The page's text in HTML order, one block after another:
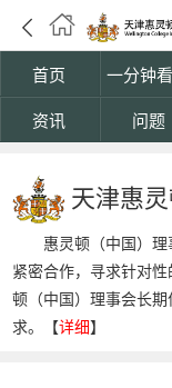
首页 一分钟
资讯
问题
天津惠
惠灵顿（中国）
紧密合作，寻求针对
顿（中国）理事会长
求。【详细】